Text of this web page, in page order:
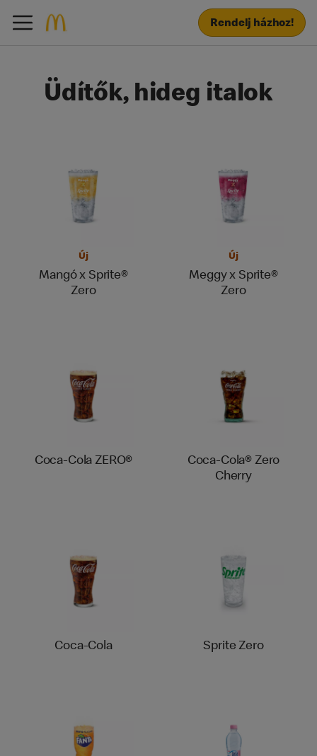
Rendelj házhoz!
Üdítők, hideg italok
Új
Mangó x Sprite®
Zero
Új
Meggy x Sprite®
Zero
Coca-Cola ZERO®
Coca-Cola® Zero
Cherry
Coca-Cola Sprite Zero